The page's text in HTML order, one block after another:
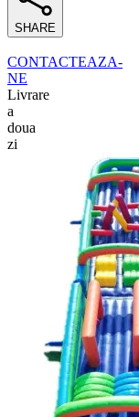
SHARE
CONTACTEAZA-
NE
Livrare
a
doua
zi